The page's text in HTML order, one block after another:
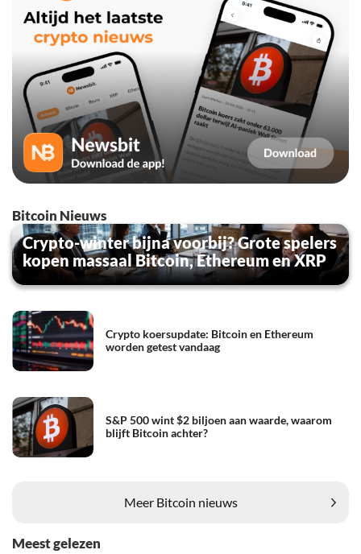
Bitcoin Nieuws
Crypto-winter bijna voorbij? Grote spelers
kopen massaal Bitcoin, Ethereum en XRP
Crypto koersupdate: Bitcoin en Ethereum
worden getest vandaag
S&P 500 wint $2 biljoen aan waarde, waarom
blijft Bitcoin achter?
Meer Bitcoin nieuws
Meest gelezen